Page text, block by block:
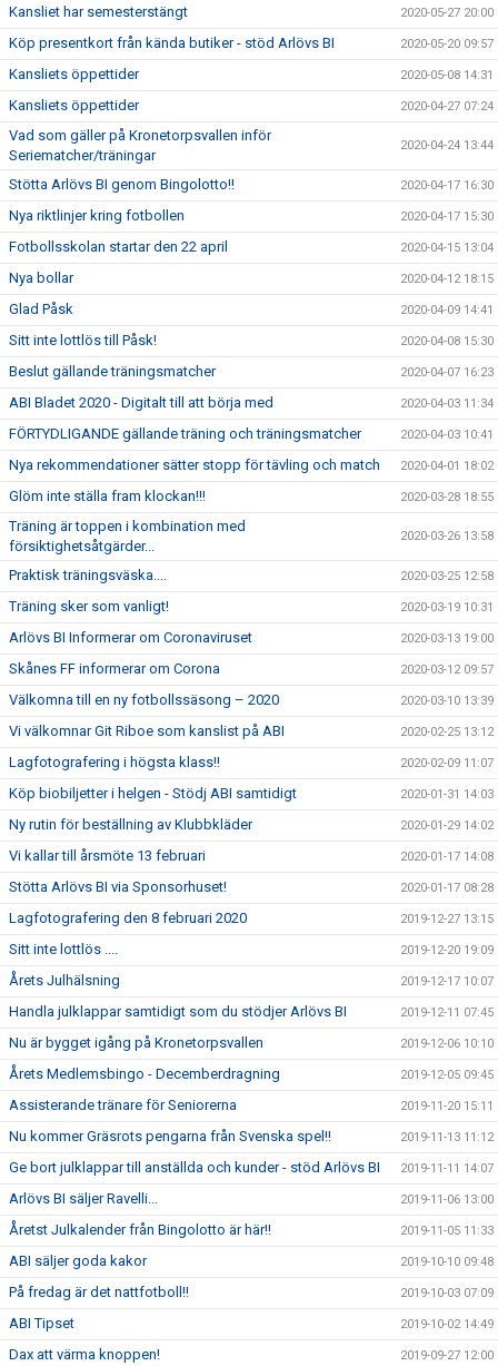
Kansliet har semesterstängt 2020-05-27 20:00
Köp presentkort från kända butiker - stöd Arlövs BI 2020-05-20 09:57
Kansliets öppettider 2020-05-08 14:31
Kansliets öppettider 2020-04-27 07:24
Vad som gäller på Kronetorpsvallen inför
Seriematcher/träningar
2020-04-24 13:44
Stötta Arlövs BI genom Bingolotto!! 2020-04-17 16:30
Nya riktlinjer kring fotbollen 2020-04-17 15:30
Fotbollsskolan startar den 22 april 2020-04-15 13:04
Nya bollar 2020-04-12 18:15
Glad Påsk 2020-04-09 14:41
Sitt inte lottlös till Påsk! 2020-04-08 15:30
Beslut gällande träningsmatcher 2020-04-07 16:23
ABI Bladet 2020 - Digitalt till att börja med 2020-04-03 11:34
FÖRTYDLIGANDE gällande träning och träningsmatcher 2020-04-03 10:41
Nya rekommendationer sätter stopp för tävling och match 2020-04-01 18:02
Glöm inte ställa fram klockan!!! 2020-03-28 18:55
Träning är toppen i kombination med
försiktighetsåtgärder...
2020-03-26 13:58
Praktisk träningsväska.... 2020-03-25 12:58
Träning sker som vanligt! 2020-03-19 10:31
Arlövs BI Informerar om Coronaviruset 2020-03-13 19:00
Skånes FF informerar om Corona 2020-03-12 09:57
Välkomna till en ny fotbollssäsong – 2020 2020-03-10 13:39
Vi välkomnar Git Riboe som kanslist på ABI 2020-02-25 13:12
Lagfotografering i högsta klass!! 2020-02-09 11:07
Köp biobiljetter i helgen - Stödj ABI samtidigt 2020-01-31 14:03
Ny rutin för beställning av Klubbkläder 2020-01-29 14:02
Vi kallar till årsmöte 13 februari 2020-01-17 14:08
Stötta Arlövs BI via Sponsorhuset! 2020-01-17 08:28
Lagfotografering den 8 februari 2020 2019-12-27 13:15
Sitt inte lottlös .... 2019-12-20 19:09
Årets Julhälsning 2019-12-17 10:07
Handla julklappar samtidigt som du stödjer Arlövs BI 2019-12-11 07:45
Nu är bygget igång på Kronetorpsvallen 2019-12-06 10:10
Årets Medlemsbingo - Decemberdragning 2019-12-05 09:45
Assisterande tränare för Seniorerna 2019-11-20 15:11
Nu kommer Gräsrots pengarna från Svenska spel!! 2019-11-13 11:12
Ge bort julklappar till anställda och kunder - stöd Arlövs BI 2019-11-11 14:07
Arlövs BI säljer Ravelli... 2019-11-06 13:00
Åretst Julkalender från Bingolotto är här!! 2019-11-05 11:33
ABI säljer goda kakor 2019-10-10 09:48
På fredag är det nattfotboll!! 2019-10-03 07:09
ABI Tipset 2019-10-02 14:49
Dax att värma knoppen! 2019-09-27 12:00